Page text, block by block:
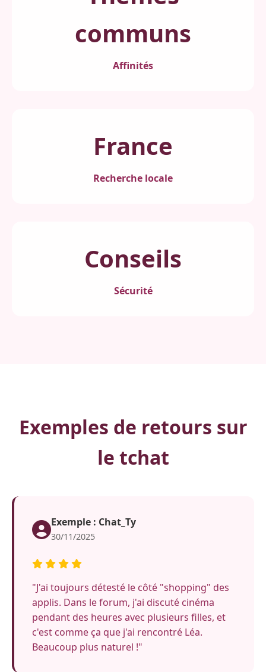
communs
Affinités
France
Recherche locale
Conseils
Sécurité
Exemples de retours sur
le tchat
Exemple : Chat_Ty
30/11/2025
"J'ai toujours détesté le côté "shopping" des
applis. Dans le forum, j'ai discuté cinéma
pendant des heures avec plusieurs filles, et
c'est comme ça que j'ai rencontré Léa.
Beaucoup plus naturel !"